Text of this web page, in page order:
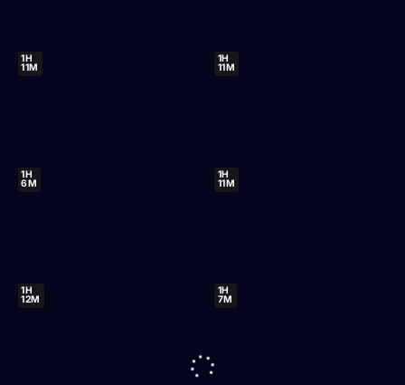
1H
11M
1H
11M
1H
6M
1H
11M
1H
12M
1H
7M